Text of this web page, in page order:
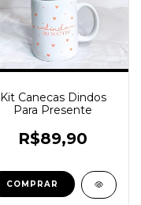
Kit Canecas Dindos
Para Presente
R$89,90
COMPRAR